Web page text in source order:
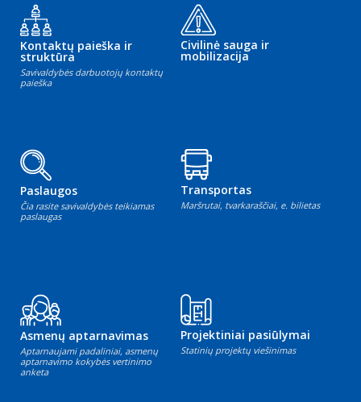
Kontaktų paieška ir
struktūra
Savivaldybės darbuotojų kontaktų
paieška
Civilinė sauga ir
mobilizacija
Paslaugos
Čia rasite savivaldybės teikiamas
paslaugas
Transportas
Maršrutai, tvarkaraščiai, e. bilietas
Asmenų aptarnavimas
Aptarnaujami padaliniai, asmenų
aptarnavimo kokybės vertinimo
anketa
Projektiniai pasiūlymai
Statinių projektų viešinimas